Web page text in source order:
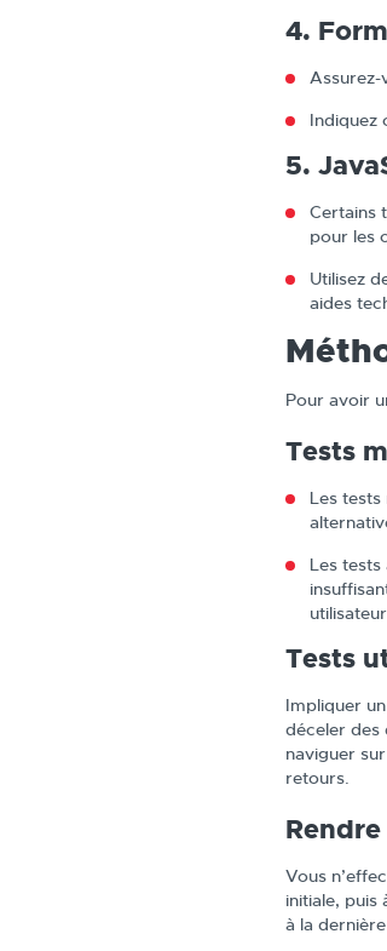
4.
Assurez-
Indiquez
5.
Certains
pour les
Utilisez
aides
Pour avoir
Tests
Les
Les
Tests
Impliquer
déceler des
naviguer
retours.
Vous
initiale, puis
à la